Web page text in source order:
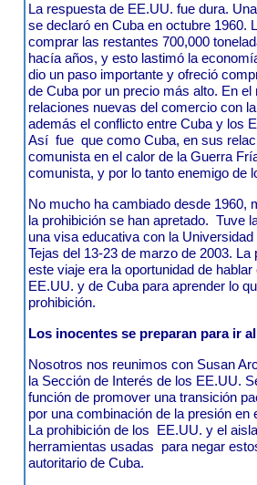
La respuesta de EE.UU. fue dura.
se declaró en Cuba en octubre 1960.
comprar las restantes 700,000
hacía años, y esto lastimó la
dio un paso importante y ofreció
de Cuba por un precio más alto. En
relaciones nuevas del comercio con
además el conflicto entre Cuba y los
Así fue que como Cuba, en sus
comunista en el calor de la Guerra
comunista, y por lo tanto enemigo de
No mucho ha cambiado desde 1960,
la prohibición se han apretado. Tuve
una visa educativa con la
Tejas del 13-23 de marzo de 2003.
este viaje era la oportunidad de
EE.UU. y de Cuba para aprender lo
prohibición.
Los inocentes se preparan para ir
Nosotros nos reunimos con Susan
la Sección de Interés de los EE.UU.
función de promover una transición
por una combinación de la presión en
La prohibición de los EE.UU. y el
herramientas usadas para negar
autoritario de Cuba.